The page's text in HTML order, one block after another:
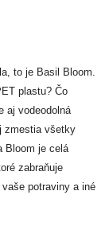
to je Basil Bloom.
plastu? Čo
aj vodeodolná
zmestia všetky
Bloom je celá
zabraňuje
potraviny a iné